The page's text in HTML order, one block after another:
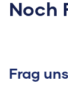
Noch
Frag